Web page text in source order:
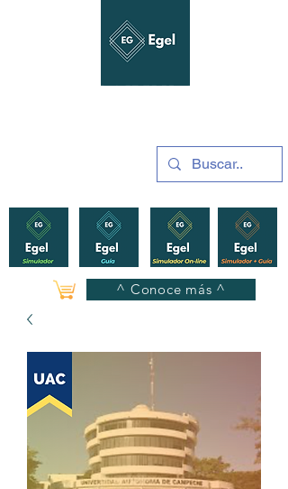
GUÍAS Y SIMULADORES
^ Conoce más ^